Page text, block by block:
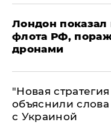
Лондон показал
флота РФ,
дронами
"Новая
объяснили
с Украиной